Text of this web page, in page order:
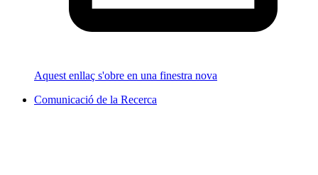
Aquest enllaç s'obre en una finestra nova
Comunicació de la Recerca